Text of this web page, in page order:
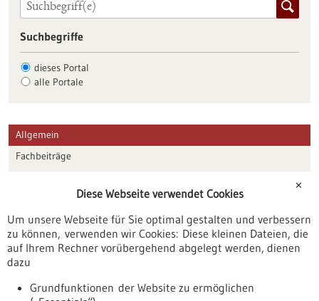
Suchbegriffe
dieses Portal
alle Portale
Allgemein
Fachbeiträge
Veranstaltungen
Erscheinungsdatum
✕
Diese Webseite verwendet Cookies
Um unsere Webseite für Sie optimal gestalten und verbessern
zu können, verwenden wir Cookies: Diese kleinen Dateien, die
auf Ihrem Rechner vorübergehend abgelegt werden, dienen
dazu
Grundfunktionen der Website zu ermöglichen